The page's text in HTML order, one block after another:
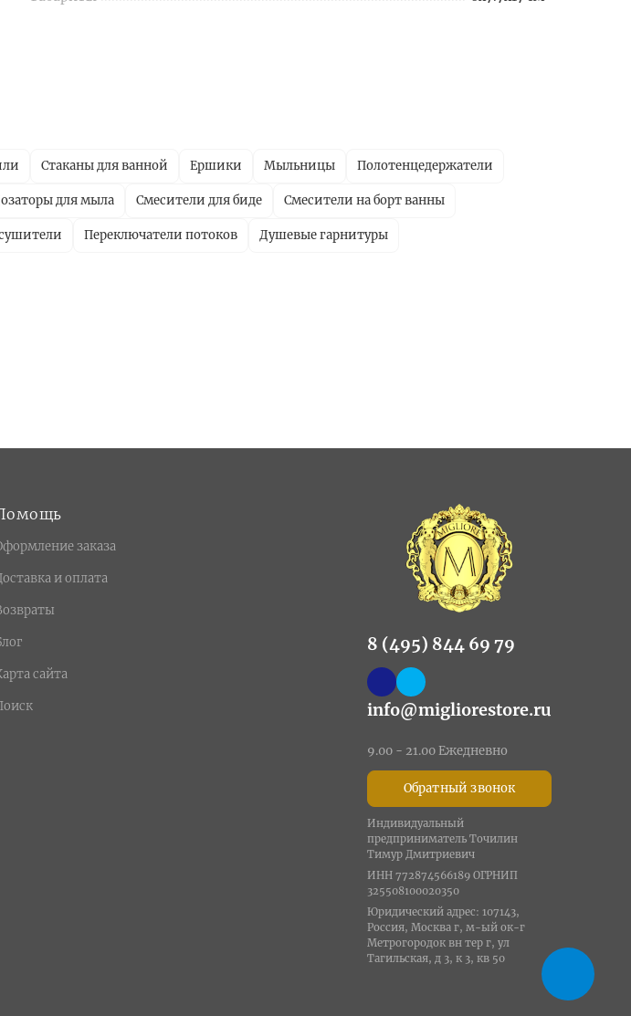
Стаканы для ванной Ершики Мыльницы Полотенцедержатели
для мыла Смесители для биде Смесители на борт ванны
Переключатели потоков Душевые гарнитуры
заказа
и оплата
сайта
8 (495) 844 69 79
info@migliorestore.ru
9.00 - 21.00 Ежедневно
Обратный звонок
Индивидуальный
предприниматель Точилин
Тимур Дмитриевич
ИНН 772874566189 ОГРНИП
325508100020350
Юридический адрес: 107143,
Россия, Москва г, м-ый ок-г
Метрогородок вн тер г, ул
Тагильская, д 3, к 3, кв 50